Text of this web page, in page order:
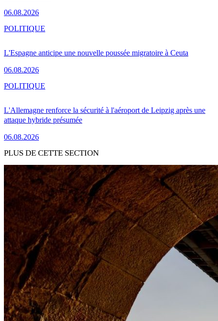
06.08.2026
L'Espagne anticipe une nouvelle poussée migratoire à Ceuta
06.08.2026
POLITIQUE
L'Allemagne renforce la sécurité à l'aéroport de Leipzig après une
attaque hybride présumée
06.08.2026
POLITIQUE
PLUS DE CETTE SECTION